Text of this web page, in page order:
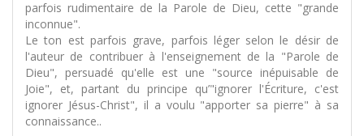
parfois rudimentaire de la Parole de Dieu, cette "grande
inconnue".
Le ton est parfois grave, parfois léger selon le désir de
l'auteur de contribuer à l'enseignement de la "Parole de
Dieu", persuadé qu'elle est une "source inépuisable de
Joie", et, partant du principe qu’"ignorer l'Écriture, c'est
ignorer Jésus-Christ", il a voulu "apporter sa pierre" à sa
connaissance..